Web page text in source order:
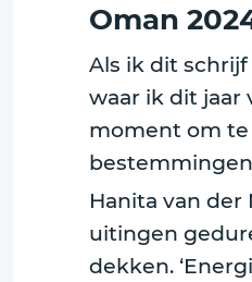
Oman
Als ik dit schrijf
waar ik dit jaar
moment om te
Hanita van der
uitingen
dekken.